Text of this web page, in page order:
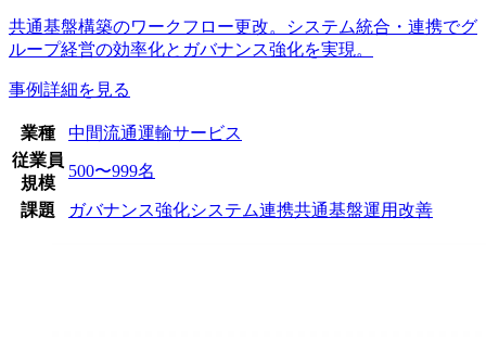
共通基盤構築のワークフロー更改。システム統合・連携でグ
ループ経営の効率化とガバナンス強化を実現。
事例詳細を見る
業種 中間流通運輸サービス
従業員
規模
500〜999名
課題 ガバナンス強化システム連携共通基盤運用改善